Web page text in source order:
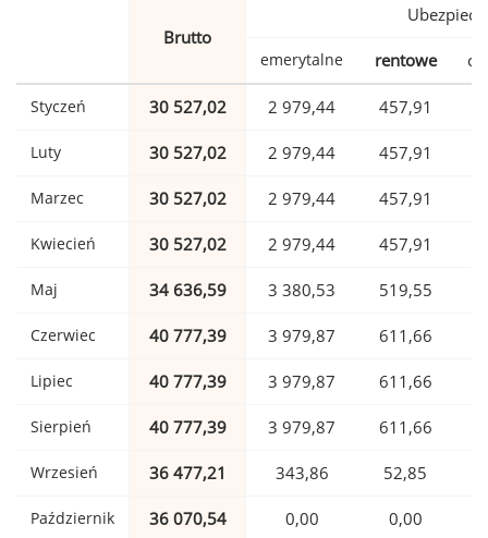
Brutto
emerytalne rentowe
Styczeń 30 527,02 2 979,44 457,91
Luty 30 527,02 2 979,44 457,91
Marzec 30 527,02 2 979,44 457,91
Kwiecień 30 527,02 2 979,44 457,91
Maj 34 636,59 3 380,53 519,55
Czerwiec 40 777,39 3 979,87 611,66
Lipiec 40 777,39 3 979,87 611,66
Sierpień 40 777,39 3 979,87 611,66
Wrzesień 36 477,21 343,86 52,85
Październik 36 070,54 0,00 0,00